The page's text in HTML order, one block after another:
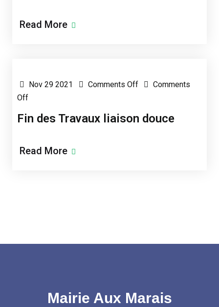
Read More
Posted by AMS2021-mar
Nov 29 2021 Comments Off
Comments
Off
Fin des Travaux liaison douce
Read More
Mairie Aux Marais